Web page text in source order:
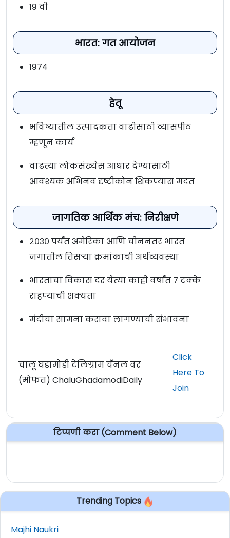
१९ वी
भारत: गत आयोजन
१९७४
हेतू
भविष्यातील उत्पादकता वाढीसाठी व्यासपीठ
म्हणून कार्य
वाढत्या लोकसंख्येस आधार देण्यासाठी
आवश्यक अभिनव दृष्टीकोन शिकण्यास मदत
जागतिक आर्थिक मंच: निरीक्षणे
२०३० पर्यंत अमेरिका आणि चीननंतर भारत
जगातील तिसऱ्या क्रमांकाची अर्थव्यवस्था
भारताचा विकास दर येत्या काही वर्षांत ७ टक्के
राहण्याची शक्यता
मंदीचा सामना करावा लागण्याची संभावना
चालू घडामोडी टेलिग्राम चॅनल वर
(मोफत) ChaluGhadamodiDaily
Click
Here To
Join
टिप्पणी करा (Comment Below)
Trending Topics
Majhi Naukri